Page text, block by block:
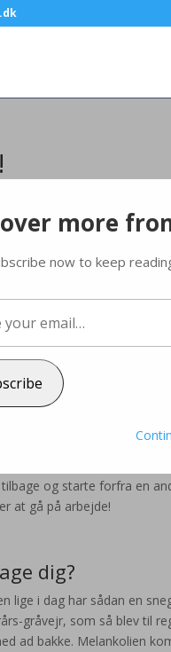
tage dig sammen?
mellem blues-blåt og
til en sur pligt, du
over?
og melde dig ud af
og mindst af alt til
og starte forfra en
at gå på arbejde!
dig?
lige i dag har sådan en
gråvejr, som så blev til
ad bakke. Melankolien
more
now to keep